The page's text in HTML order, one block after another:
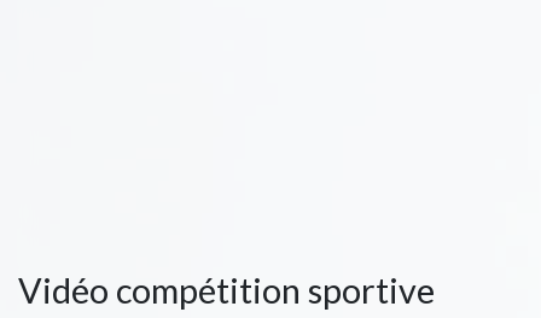
Vidéo compétition sportive